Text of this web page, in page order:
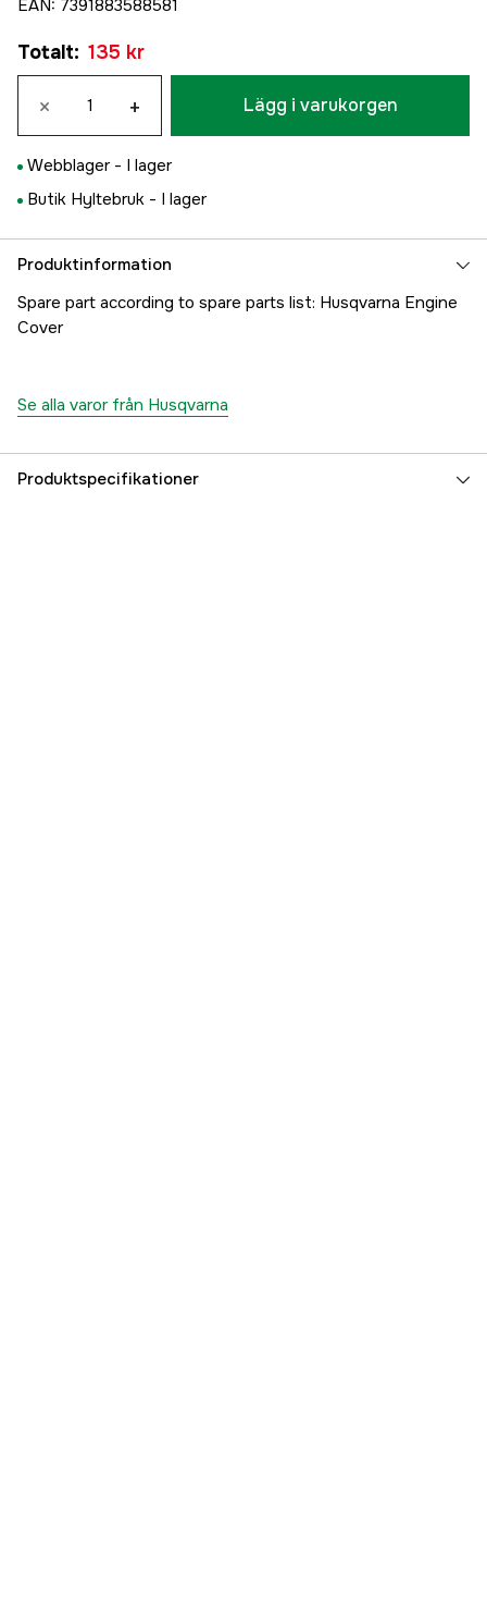
EAN: 7391883588581
Totalt: 135 kr
× + Lägg i varukorgen
Webblager - I lager
Butik Hyltebruk - I lager
Produktinformation
Spare part according to spare parts list: Husqvarna Engine
Cover
Se alla varor från Husqvarna
Produktspecifikationer